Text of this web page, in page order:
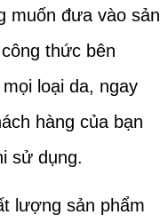
muốn đưa vào sản
thức bên
loại da, ngay
hàng của bạn
sử dụng.
lượng sản phẩm